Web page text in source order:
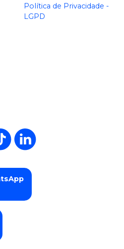
Política de Privacidade -
LGPD